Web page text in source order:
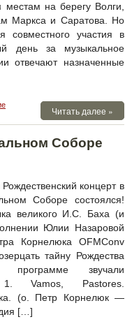
на берегу Волги,
Маркса и Саратова. Но
совместного участия в
день за музыкальное
отвечают назначенные
Читать далее »
Соборе
концерт в
Соборе состоялся!
великого И.С. Баха (и
Юлии Назаровой
Корнелюка OFMConv
тайну Рождества
звучали
1. Vamos, Pastores.
(о. Петр Корнелюк —
[…]